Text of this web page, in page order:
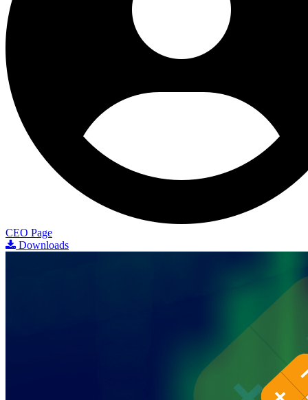
CEO Page
Downloads